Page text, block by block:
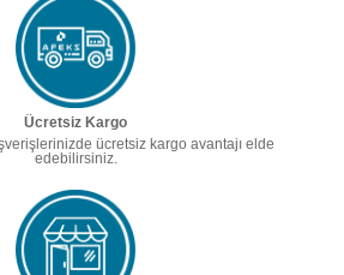
Ücretsiz Kargo
ücretsiz kargo avantajı elde
edebilirsiniz.